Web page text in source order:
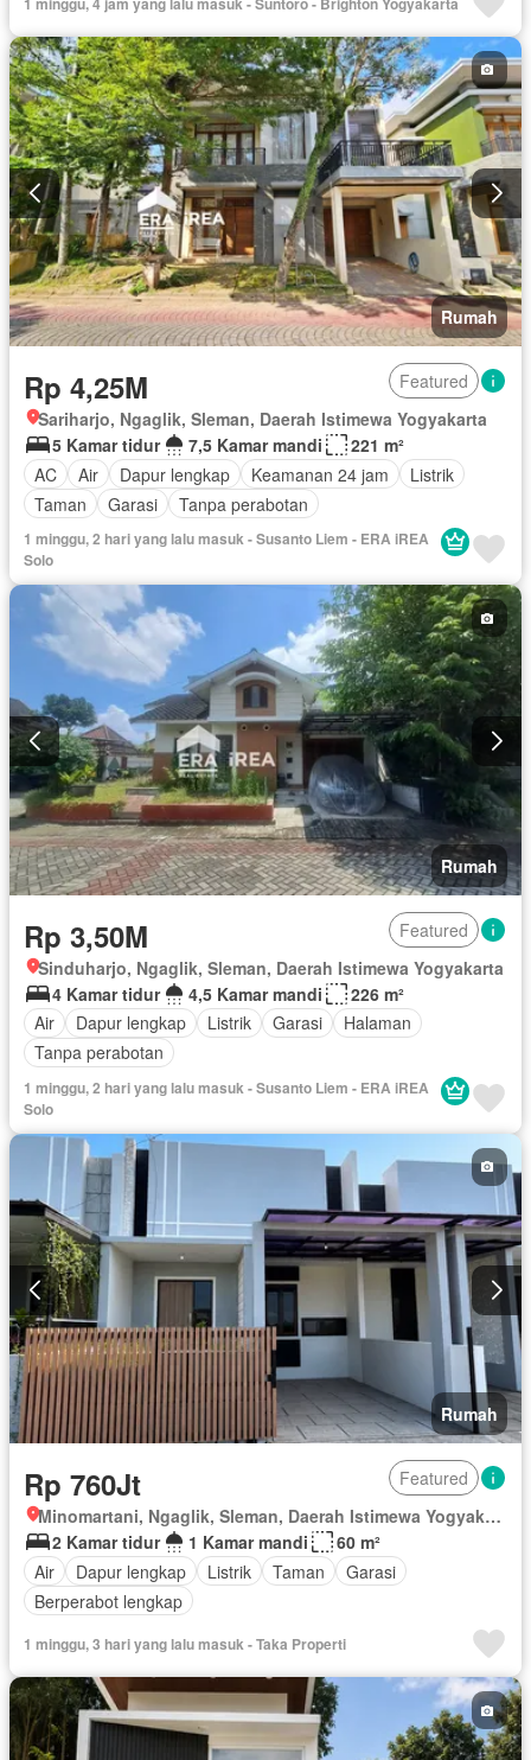
Rumah
Rp 4,25M
Featured
Sariharjo, Ngaglik, Sleman, Daerah Istimewa Yogyakarta
5 Kamar tidur
7,5 Kamar mandi
221 m²
AC
Air Dapur lengkap Keamanan 24 jam
Listrik
Taman
Garasi Tanpa perabotan
1 minggu, 2 hari yang lalu masuk - Susanto Liem - ERA iREA
Solo
Rumah
Rp 3,50M
Featured
Sinduharjo, Ngaglik, Sleman, Daerah Istimewa Yogyakarta
4 Kamar tidur
4,5 Kamar mandi
226 m²
Air
Dapur lengkap Listrik Garasi
Halaman
Tanpa perabotan
1 minggu, 2 hari yang lalu masuk - Susanto Liem - ERA iREA
Solo
Rumah
Rp 760Jt
Featured
Minomartani, Ngaglik, Sleman, Daerah Istimewa Yogyakarta
2 Kamar tidur
1 Kamar mandi
60 m²
Air
Dapur lengkap Listrik Taman
Garasi
Berperabot lengkap
1 minggu, 3 hari yang lalu masuk - Taka Properti